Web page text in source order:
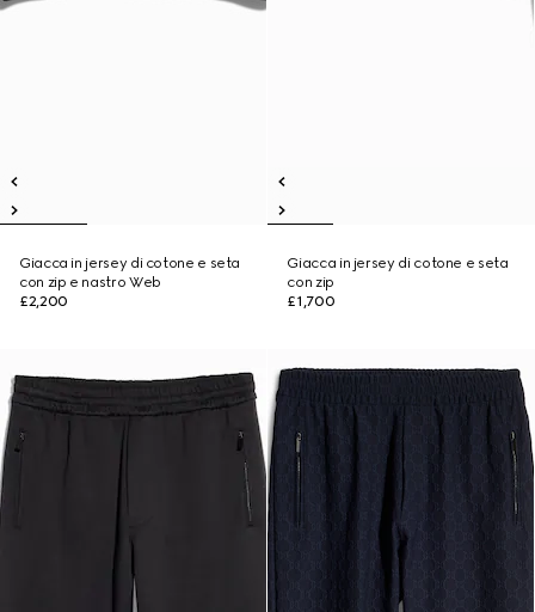
Giacca in jersey di cotone e seta
con zip e nastro Web
£2,200
Giacca in jersey di cotone e seta
con zip
£1,700